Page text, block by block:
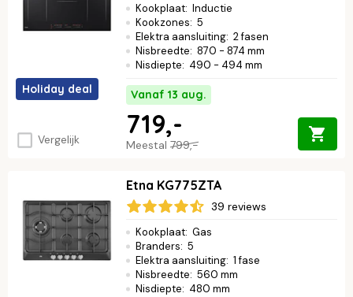
Holiday deal
Vergelijk
Kookplaat: Inductie
Kookzones: 5
Elektra aansluiting: 2 fasen
Nisbreedte: 870 - 874 mm
Nisdiepte: 490 - 494 mm
Vanaf 13 aug.
Meestal 799,-
719,-
Etna KG775ZTA
39 reviews
Kookplaat: Gas
Branders: 5
Elektra aansluiting: 1 fase
Nisbreedte: 560 mm
Nisdiepte: 480 mm